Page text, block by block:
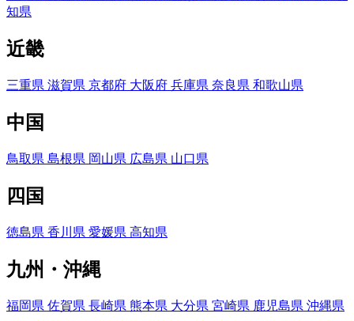
知県
近畿
三重県 滋賀県 京都府 大阪府 兵庫県 奈良県 和歌山県
中国
鳥取県 島根県 岡山県 広島県 山口県
四国
徳島県 香川県 愛媛県 高知県
九州・沖縄
福岡県 佐賀県 長崎県 熊本県 大分県 宮崎県 鹿児島県 沖縄県